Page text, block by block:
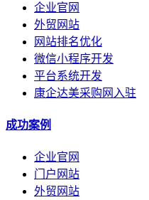
企业官网
外贸网站
网站排名优化
微信小程序开发
平台系统开发
康企达美采购网入驻
成功案例
企业官网
门户网站
外贸网站